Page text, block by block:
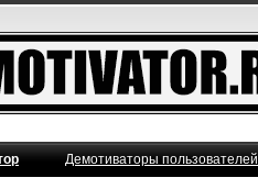
Демотиваторы